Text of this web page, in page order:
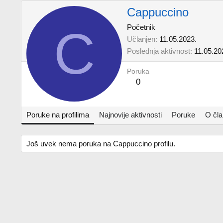
C
Cappuccino
Početnik
Učlanjen 11.05.2023.
Poslednja aktivnost
Poruka
0
Poruke na profilima Najnovije aktivnosti Poruke O
Još uvek nema poruka na Cappuccino profilu.